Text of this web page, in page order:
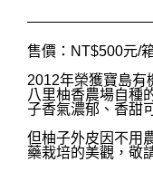
售價：NT$500元/
2012年榮獲寶島有
八里柚香農場自種
子香氣濃郁、香甜
但柚子外皮因不用
藥栽培的美觀，敬